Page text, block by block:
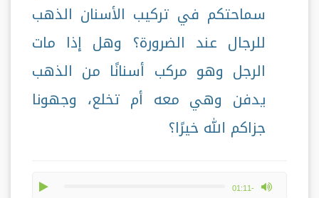
سماحتكم في تركيب الأسنان الذهب
للرجال عند الضرورة؟ وهل إذا مات
الرجل وهو مركب أسنانًا من الذهب
يدفن وهي معه أم تخلع، وجهونا
جزاكم الله خيرًا؟
-01:11
max volume